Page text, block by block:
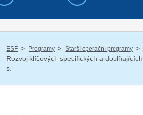
ESF / Programy / Starší operační programy /
Rozvoj klíčových specifických a
s.